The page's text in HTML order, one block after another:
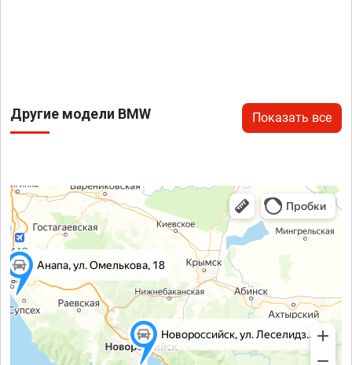
Другие модели BMW Показать все